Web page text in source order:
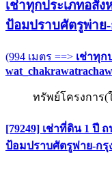
เช่าทุกประเภทอสั
ป้อมปราบศัตรูพ่าย-
(994 เมตร ==> เช่าทุก
ทรัพย์โครงการ(
[79249] เช่าที่ดิน 1 ปี
ป้อมปราบศัตรูพ่าย-กรุ